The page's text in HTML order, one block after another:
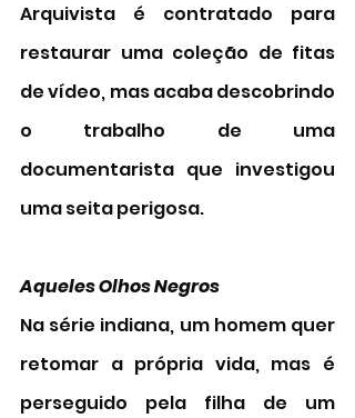
Arquivista é contratado para
restaurar uma coleção de fitas
de vídeo, mas acaba descobrindo
o trabalho de uma
documentarista que investigou
uma seita perigosa.
Aqueles Olhos Negros
Na série indiana, um homem quer
retomar a própria vida, mas é
perseguido pela filha de um